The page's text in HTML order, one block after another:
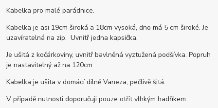
Kabelka pro malé parádnice.
Kabelka je asi 19cm široká a 18cm vysoká, dno má 5 cm široké. Je
uzavíratelná na zip. Uvnitř jedna kapsička.
Je ušitá z kočárkoviny, uvnitř bavlněná vyztužená podšívka. Popruh
je nastavitelný až na 120cm
Kabelka je ušita v domácí dílně Vaneza, pečlivě šitá.
V případě nutnosti doporučuji pouze otřít vlhkým hadříkem.